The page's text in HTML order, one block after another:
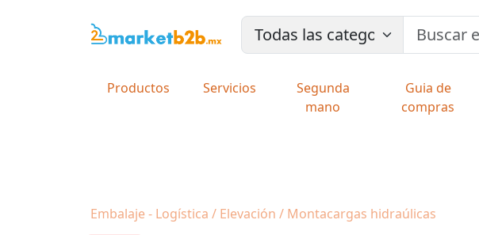
Productos Servicios
Segunda
mano
Guia de
compras
Embalaje - Logística / Elevación / Montacargas hidraúlicas